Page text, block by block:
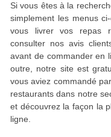
Si vous êtes à la
simplement les menus
vous livrer vos repas
consulter nos avis
avant de commander en
outre, notre site est
vous aviez commandé
restaurants dans notre
et découvrez la façon la
ligne.